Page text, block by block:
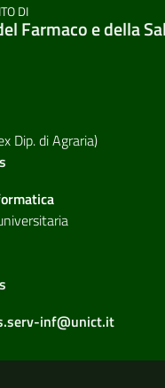
DI
Farmaco e della
Dip. di Agraria)
inf@unict.it